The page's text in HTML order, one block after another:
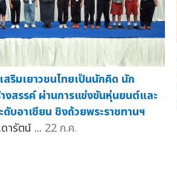
ริมเยาวชนไทยเป็นนักคิด นัก
งสรรค์ ผ่านการแข่งขันหุ่นยนต์และ
บอาเซียน ชิงถ้วยพระราชทานฯ
ารัตน์ ... 22 ก.ค.